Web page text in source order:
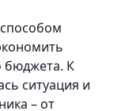
бюджета. К
ситуация и
– от